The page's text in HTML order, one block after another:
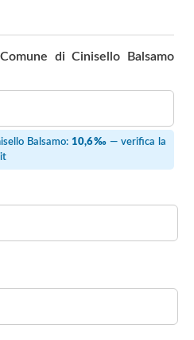
di Cinisello Balsamo
Balsamo: 10,6‰ — verifica la